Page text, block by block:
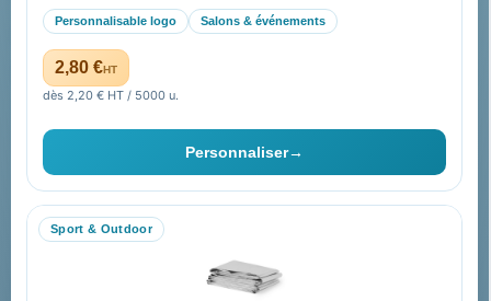
Personnalisable logo Salons & événements
2,80 €HT
dès 2,20 € HT / 5000 u.
Personnaliser→
Sport & Outdoor
Catalogue goodies
Cadeaux de fin d’année
accompagnement global
Ils nous ont fait confiance
Livraison
Nous contacter